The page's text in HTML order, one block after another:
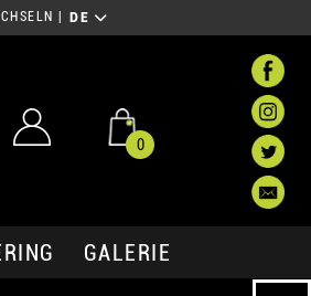
DE
0
GALERIE